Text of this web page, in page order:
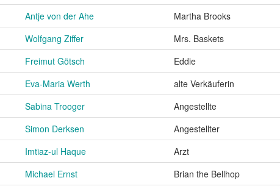
Antje von der Ahe
Martha Brooks
Wolfgang Ziffer
Mrs. Baskets
Freimut Götsch
Eddie
Eva-Maria Werth alte Verkäuferin
Sabina Trooger Angestellte
Simon Derksen Angestellter
Imtiaz-ul Haque Arzt
Michael Ernst Brian the Bellhop